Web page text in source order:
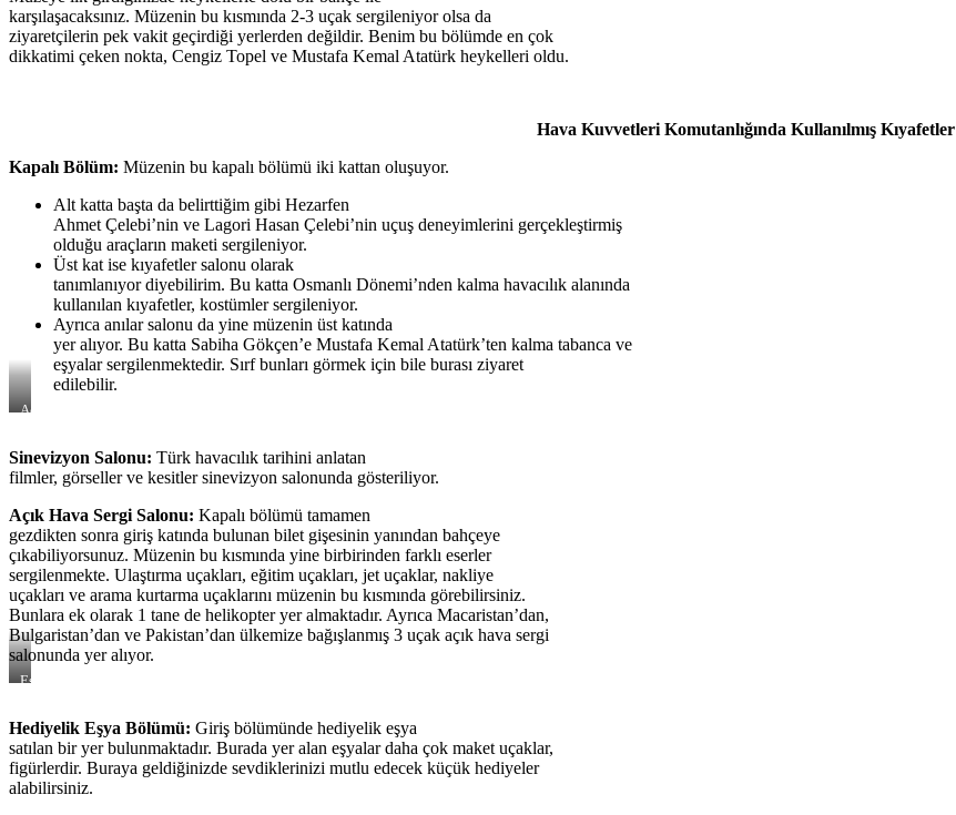
karşılaşacaksınız. Müzenin bu kısmında 2-3 uçak sergileniyor olsa da
ziyaretçilerin pek vakit geçirdiği yerlerden değildir. Benim bu bölümde en çok
dikkatimi çeken nokta, Cengiz Topel ve Mustafa Kemal Atatürk heykelleri oldu.
Hava Kuvvetleri Komutanlığında Kullanılmış Kıyafetler
Kapalı Bölüm: Müzenin bu kapalı bölümü iki kattan oluşuyor.
Alt katta başta da belirttiğim gibi Hezarfen
Ahmet Çelebi’nin ve Lagori Hasan Çelebi’nin uçuş deneyimlerini gerçekleştirmiş
olduğu araçların maketi sergileniyor.
Üst kat ise kıyafetler salonu olarak
tanımlanıyor diyebilirim. Bu katta Osmanlı Dönemi’nden kalma havacılık alanında
kullanılan kıyafetler, kostümler sergileniyor.
Ayrıca anılar salonu da yine müzenin üst katında
yer alıyor. Bu katta Sabiha Gökçen’e Mustafa Kemal Atatürk’ten kalma tabanca ve
eşyalar sergilenmektedir. Sırf bunları görmek için bile burası ziyaret
edilebilir.
Açık
Sergisi
Sinevizyon Salonu: Türk havacılık tarihini anlatan
filmler, görseller ve kesitler sinevizyon salonunda gösteriliyor.
Açık Hava Sergi Salonu: Kapalı bölümü tamamen
gezdikten sonra giriş katında bulunan bilet gişesinin yanından bahçeye
çıkabiliyorsunuz. Müzenin bu kısmında yine birbirinden farklı eserler
sergilenmekte. Ulaştırma uçakları, eğitim uçakları, jet uçaklar, nakliye
uçakları ve arama kurtarma uçaklarını müzenin bu kısmında görebilirsiniz.
Bunlara ek olarak 1 tane de helikopter yer almaktadır. Ayrıca Macaristan’dan,
Bulgaristan’dan ve Pakistan’dan ülkemize bağışlanmış 3 uçak açık hava sergi
salonunda yer alıyor.
Eski
Hediyelik Eşya Bölümü: Giriş bölümünde hediyelik eşya
satılan bir yer bulunmaktadır. Burada yer alan eşyalar daha çok maket uçaklar,
figürlerdir. Buraya geldiğinizde sevdiklerinizi mutlu edecek küçük hediyeler
alabilirsiniz.